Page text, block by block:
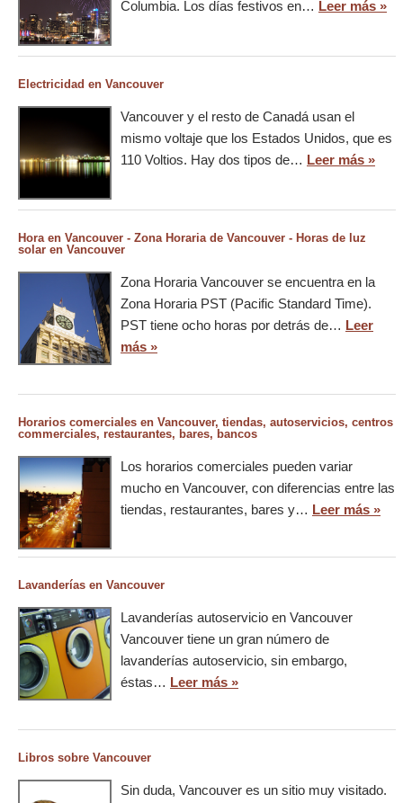
Columbia. Los días festivos en… Leer más »
Electricidad en Vancouver
Vancouver y el resto de Canadá usan el
mismo voltaje que los Estados Unidos, que es
110 Voltios. Hay dos tipos de… Leer más »
Hora en Vancouver - Zona Horaria de Vancouver - Horas de luz
solar en Vancouver
Zona Horaria Vancouver se encuentra en la
Zona Horaria PST (Pacific Standard Time).
PST tiene ocho horas por detrás de… Leer
más »
Horarios comerciales en Vancouver, tiendas, autoservicios, centros
commerciales, restaurantes, bares, bancos
Los horarios comerciales pueden variar
mucho en Vancouver, con diferencias entre las
tiendas, restaurantes, bares y… Leer más »
Lavanderías en Vancouver
Lavanderías autoservicio en Vancouver
Vancouver tiene un gran número de
lavanderías autoservicio, sin embargo,
éstas… Leer más »
Libros sobre Vancouver
Sin duda, Vancouver es un sitio muy visitado.